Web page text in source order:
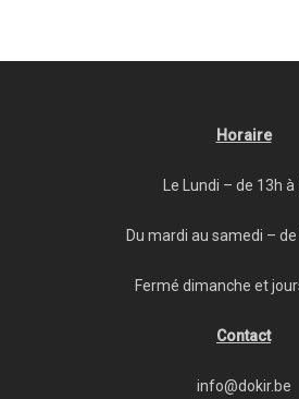
Horaire
Le Lundi – de 13h à
Du mardi au samedi – de
Fermé dimanche et
Contact
info@dokir.be